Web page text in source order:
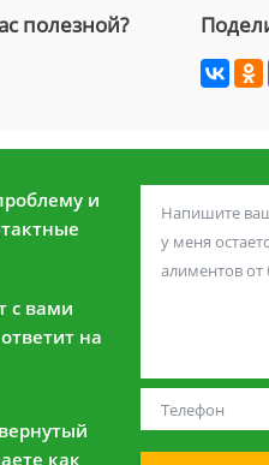
полезной?
и
с вами
на
как